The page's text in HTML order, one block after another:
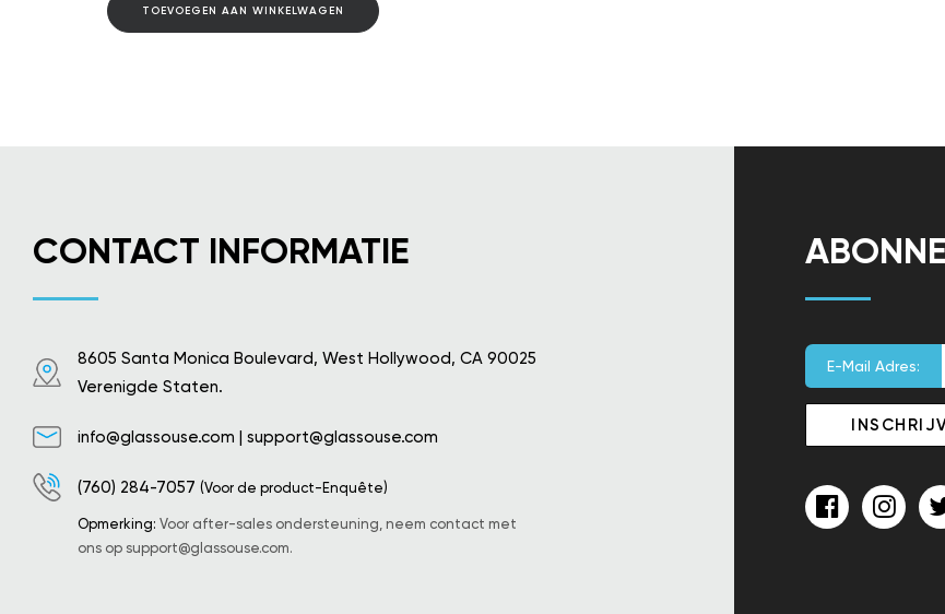
TOEVOEGEN AAN WINKELWAGEN
CONTACT INFORMATIE
8605 Santa Monica Boulevard, West Hollywood, CA 90025
Verenigde Staten.
info@glassouse.com | support@glassouse.com
(760) 284-7057 (Voor de product-Enquête)
Opmerking: Voor after-sales ondersteuning, neem contact met
ons op support@glassouse.com.
E-Mail Adres: